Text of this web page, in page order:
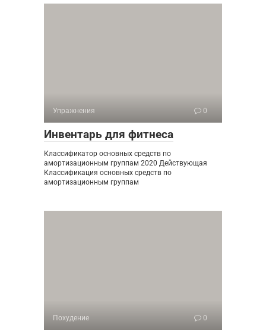
Упражнения 0
Инвентарь для фитнеса
Классификатор основных средств по
амортизационным группам 2020 Действующая
Классификация основных средств по
амортизационным группам
Похудение 0